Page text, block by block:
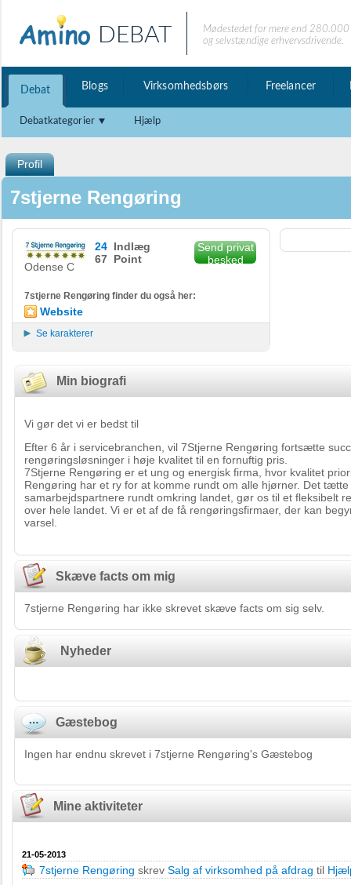
DEBAT
Mødestedet for mere end
og selvstændige erhvervsdrivende.
Debat Blogs Virksomhedsbørs Freelancer
Debatkategorier Hjælp
Profil
7stjerne Rengøring
Odense C
24 Indlæg
67 Point
Send privat
besked
7stjerne Rengøring finder du også her:
Website
Se karakterer
Min biografi
Vi gør det vi er bedst til
Efter 6 år i servicebranchen, vil 7Stjerne Rengøring fortsætte
rengøringsløsninger i høje kvalitet til en fornuftig pris.
7Stjerne Rengøring er et ung og energisk firma, hvor kvalitet
Rengøring har et ry for at komme rundt om alle hjørner. Det
samarbejdspartnere rundt omkring landet, gør os til et fleksibelt
over hele landet. Vi er et af de få rengøringsfirmaer, der kan
varsel.
Skæve facts om mig
7stjerne Rengøring har ikke skrevet skæve facts om sig selv.
Nyheder
Gæstebog
Ingen har endnu skrevet i 7stjerne Rengøring's Gæstebog
Mine aktiviteter
21-05-2013
7stjerne Rengøring skrev Salg af virksomhed på afdrag til